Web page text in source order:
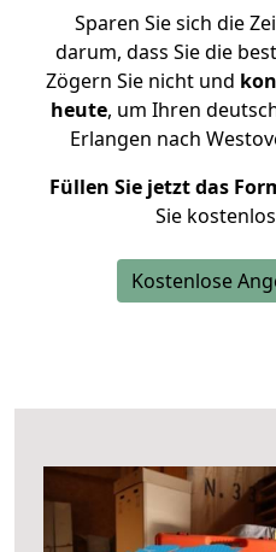
Sparen Sie sich die
darum, dass Sie die
Zögern Sie nicht und
heute, um Ihren
Erlangen nach
Füllen Sie jetzt das
Sie
Kostenlose